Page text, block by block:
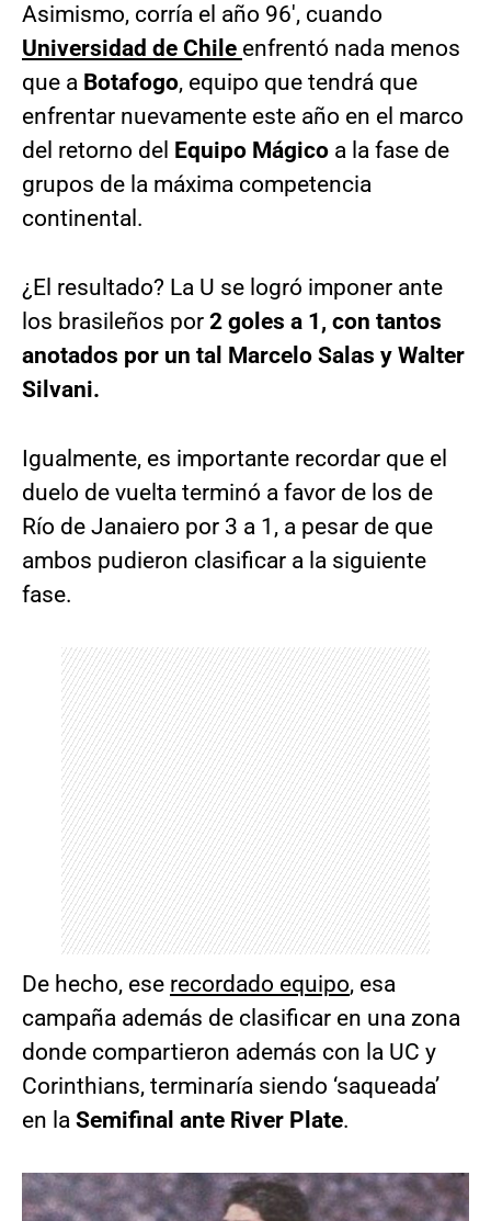
Asimismo, corría el año 96′, cuando
Universidad de Chile enfrentó nada menos
que a Botafogo, equipo que tendrá que
enfrentar nuevamente este año en el marco
del retorno del Equipo Mágico a la fase de
grupos de la máxima competencia
continental.
¿El resultado? La U se logró imponer ante
los brasileños por 2 goles a 1, con tantos
anotados por un tal Marcelo Salas y Walter
Silvani.
Igualmente, es importante recordar que el
duelo de vuelta terminó a favor de los de
Río de Janaiero por 3 a 1, a pesar de que
ambos pudieron clasificar a la siguiente
fase.
De hecho, ese recordado equipo, esa
campaña además de clasificar en una zona
donde compartieron además con la UC y
Corinthians, terminaría siendo ‘saqueada’
en la Semifinal ante River Plate.